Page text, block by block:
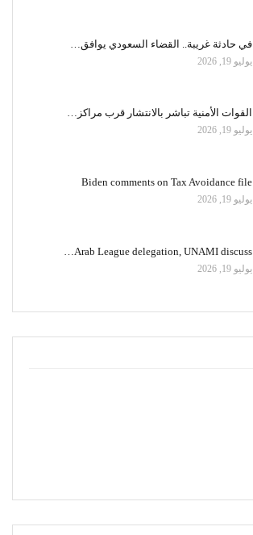
في حادثة غريبة.. القضاء السعودي يوافق…
يوليو 19, 2026
القوات الأمنية تباشر بالانتشار قرب مراكز…
يوليو 19, 2026
Biden comments on Tax Avoidance file
يوليو 19, 2026
Arab League delegation, UNAMI discuss…
يوليو 19, 2026